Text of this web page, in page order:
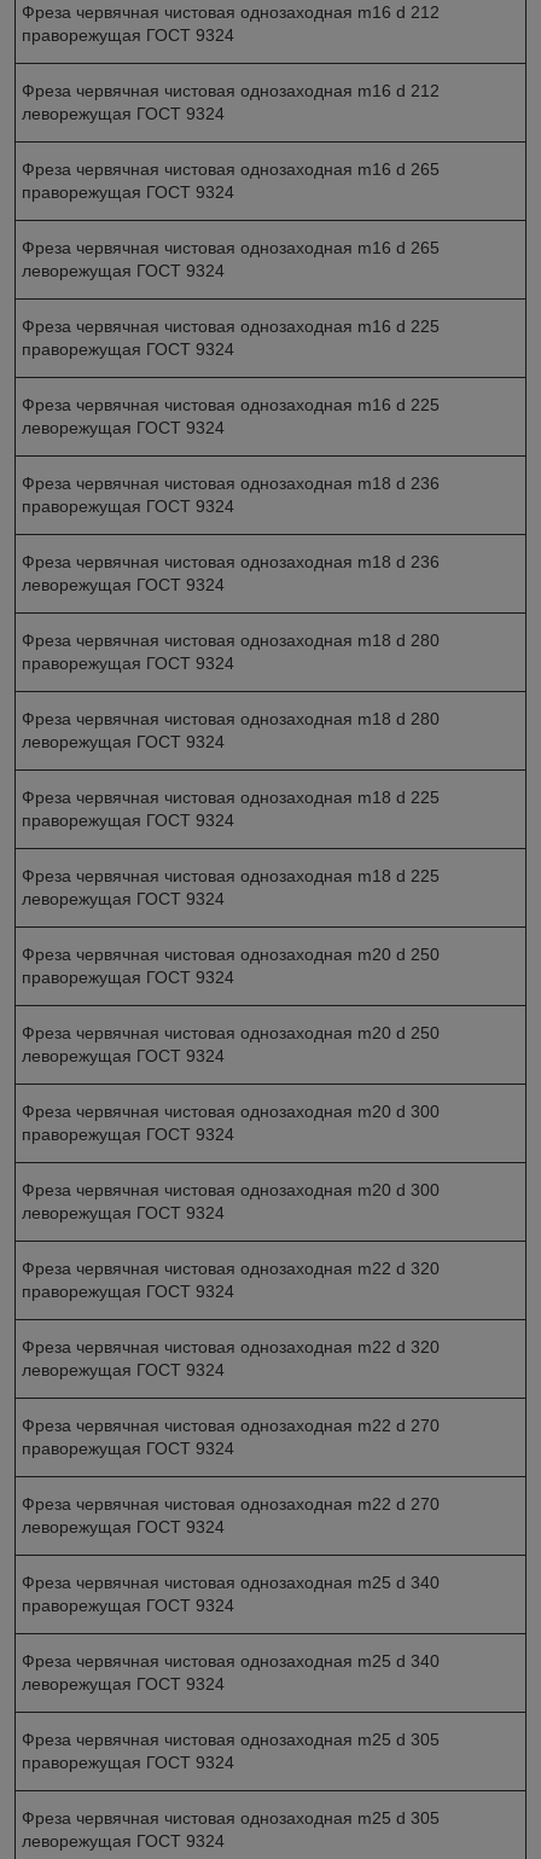
Фреза червячная чистовая однозаходная m16 d 212
праворежущая ГОСТ 9324
Фреза червячная чистовая однозаходная m16 d 212
леворежущая ГОСТ 9324
Фреза червячная чистовая однозаходная m16 d 265
праворежущая ГОСТ 9324
Фреза червячная чистовая однозаходная m16 d 265
леворежущая ГОСТ 9324
Фреза червячная чистовая однозаходная m16 d 225
праворежущая ГОСТ 9324
Фреза червячная чистовая однозаходная m16 d 225
леворежущая ГОСТ 9324
Фреза червячная чистовая однозаходная m18 d 236
праворежущая ГОСТ 9324
Фреза червячная чистовая однозаходная m18 d 236
леворежущая ГОСТ 9324
Фреза червячная чистовая однозаходная m18 d 280
праворежущая ГОСТ 9324
Фреза червячная чистовая однозаходная m18 d 280
леворежущая ГОСТ 9324
Фреза червячная чистовая однозаходная m18 d 225
праворежущая ГОСТ 9324
Фреза червячная чистовая однозаходная m18 d 225
леворежущая ГОСТ 9324
Фреза червячная чистовая однозаходная m20 d 250
праворежущая ГОСТ 9324
Фреза червячная чистовая однозаходная m20 d 250
леворежущая ГОСТ 9324
Фреза червячная чистовая однозаходная m20 d 300
праворежущая ГОСТ 9324
Фреза червячная чистовая однозаходная m20 d 300
леворежущая ГОСТ 9324
Фреза червячная чистовая однозаходная m22 d 320
праворежущая ГОСТ 9324
Фреза червячная чистовая однозаходная m22 d 320
леворежущая ГОСТ 9324
Фреза червячная чистовая однозаходная m22 d 270
праворежущая ГОСТ 9324
Фреза червячная чистовая однозаходная m22 d 270
леворежущая ГОСТ 9324
Фреза червячная чистовая однозаходная m25 d 340
праворежущая ГОСТ 9324
Фреза червячная чистовая однозаходная m25 d 340
леворежущая ГОСТ 9324
Фреза червячная чистовая однозаходная m25 d 305
праворежущая ГОСТ 9324
Фреза червячная чистовая однозаходная m25 d 305
леворежущая ГОСТ 9324